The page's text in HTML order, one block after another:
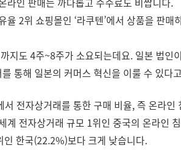
율 2위 쇼핑몰인 ‘라쿠텐’에서 상품을 판
지도 4주~8주가 소요되는데요. 일본 법
통해 일본의 커머스 혁신을 이룰 수 있다
서 전자상거래를 통한 구매 비율, 즉 온라인
계 전자상거래 규모 1위인 중국의 온라
한국(22.2%)보다 크게 낮습니다.